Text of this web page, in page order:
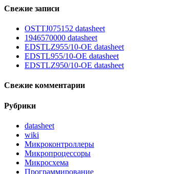
Свежие записи
OSTTJ075152 datasheet
1946570000 datasheet
EDSTLZ955/10-OE datasheet
EDSTL955/10-OE datasheet
EDSTLZ950/10-OE datasheet
Свежие комментарии
Рубрики
datasheet
wiki
Микроконтроллеры
Микропроцессоры
Микросхема
Программирование